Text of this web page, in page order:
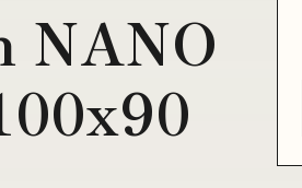
NANO